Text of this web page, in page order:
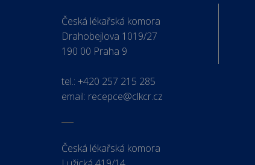
Česká lékařská komora
Drahobejlova 1019/27
190 00 Praha 9
tel.: +420 257 215 285
email: recepce@clkcr.cz
Česká lékařská komora